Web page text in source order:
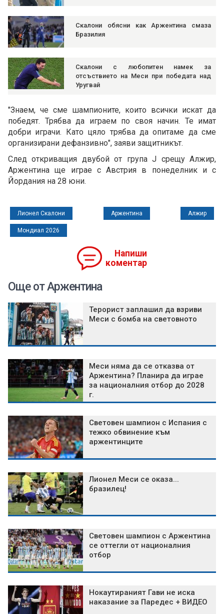
Скалони обясни как Аржентина смаза
Бразилия
Скалони с любопитен намек за
отсъствието на Меси при победата над
Уругвай
"Знаем, че сме шампионите, които всички искат да
победят. Трябва да играем по своя начин. Те имат
добри играчи. Като цяло трябва да опитаме да сме
организирани дефанзивно", заяви защитникът.
След откриващия двубой от група J срещу Алжир,
Аржентина ще играе с Австрия в понеделник и с
Йордания на 28 юни.
Лионел Скалони Аржентина Алжир
Мондиал 2026
Напиши
коментар
Още от Аржентина
Терорист заплашил да взриви
Меси с бомба на световното
Меси няма да се отказва от
Аржентина? Планира да играе
за националния отбор до 2028
г.
Световен шампион с Испания с
тежко обвинение към
аржентинците
Лионел Меси се оказа...
бразилец!
Световен шампион с Аржентина
се оттегли от националния
отбор
Нокаутираният Гави не иска
наказание за Паредес + ВИДЕО